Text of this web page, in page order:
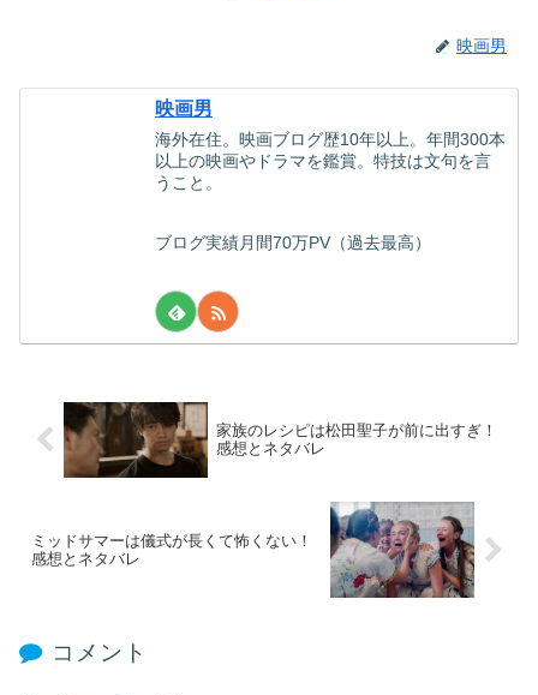
映画男
映画男
海外在住。映画ブログ歴10年以上。年間300本
以上の映画やドラマを鑑賞。特技は文句を言
うこと。
ブログ実績月間70万PV（過去最高）
家族のレシピは松田聖子が前に出すぎ！
感想とネタバレ
ミッドサマーは儀式が長くて怖くない！
感想とネタバレ
コメント